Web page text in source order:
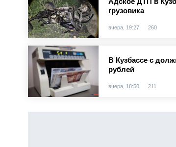
грузовика
вчера, 19:27 260
В Кузбассе с
рублей
вчера, 18:50 211